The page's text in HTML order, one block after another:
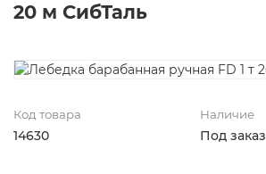
20 м СибТаль
Код товара
14630
Наличие
Под заказ